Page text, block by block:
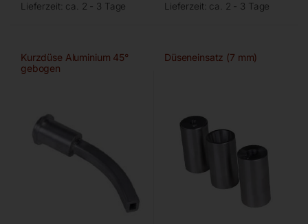
Lieferzeit: ca. 2 - 3 Tage
Lieferzeit: ca. 2 - 3 Tage
Kurzdüse Aluminium 45°
gebogen
Düseneinsatz (7 mm)